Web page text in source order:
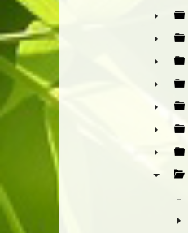
►
►
►
►
►
►
►
►